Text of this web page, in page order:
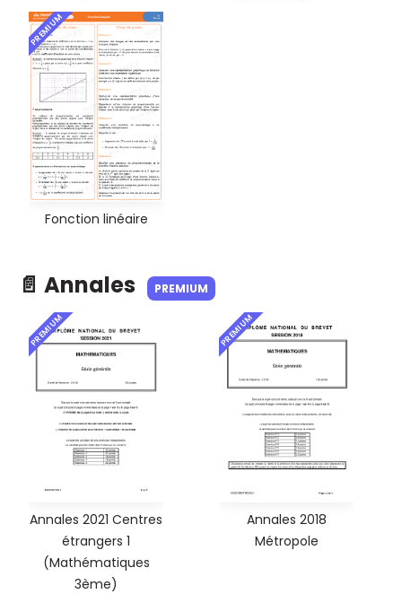
PREMIUM
Fonction linéaire
📄 Annales PREMIUM
PREMIUM
Annales 2021 Centres
étrangers 1
(Mathématiques
3ème)
PREMIUM
Annales 2018
Métropole